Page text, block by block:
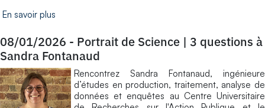
En savoir plus
08/01/2026 - Portrait de Science | 3 questions à
Sandra Fontanaud
Rencontrez Sandra Fontanaud, ingénieure
d’études en production, traitement, analyse de
données et enquêtes au Centre Universitaire